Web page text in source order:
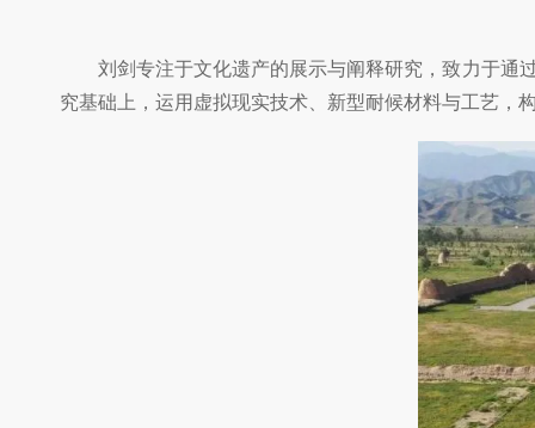
刘剑专注于文化遗产的展示与阐释研究，致力于通
究基础上，运用虚拟现实技术、新型耐候材料与工艺，